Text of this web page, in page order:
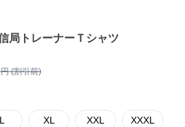
局トレーナーＴシャツ
(割引前)
L XL XXL XXXL